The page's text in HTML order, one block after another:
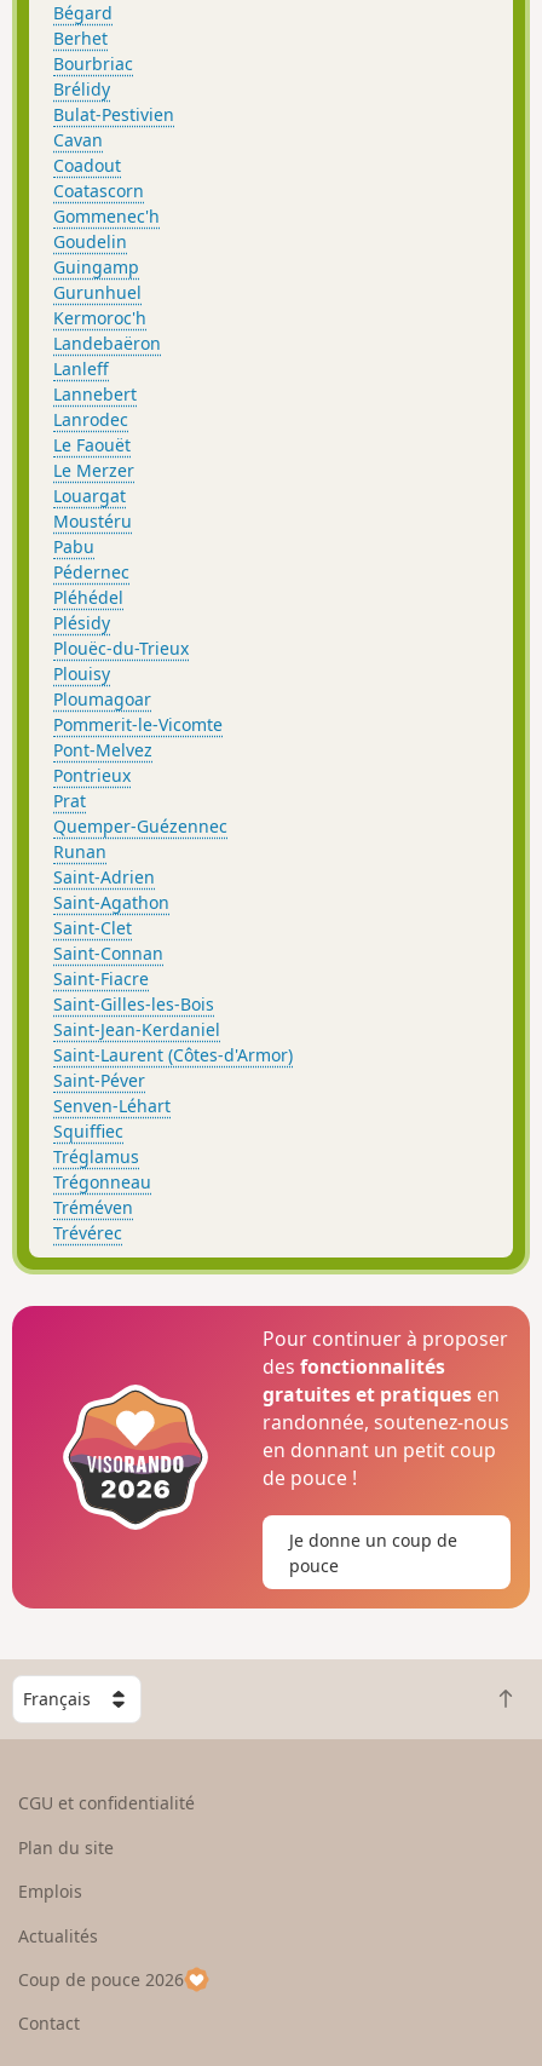
Bégard
Berhet
Bourbriac
Brélidy
Bulat-Pestivien
Cavan
Coadout
Coatascorn
Gommenec'h
Goudelin
Guingamp
Gurunhuel
Kermoroc'h
Landebaëron
Lanleff
Lannebert
Lanrodec
Le Faouët
Le Merzer
Louargat
Moustéru
Pabu
Pédernec
Pléhédel
Plésidy
Plouëc-du-Trieux
Plouisy
Ploumagoar
Pommerit-le-Vicomte
Pont-Melvez
Pontrieux
Prat
Quemper-Guézennec
Runan
Saint-Adrien
Saint-Agathon
Saint-Clet
Saint-Connan
Saint-Fiacre
Saint-Gilles-les-Bois
Saint-Jean-Kerdaniel
Saint-Laurent (Côtes-d'Armor)
Saint-Péver
Senven-Léhart
Squiffiec
Tréglamus
Trégonneau
Tréméven
Trévérec
Pour continuer à proposer
desfonctionnalités
gratuites et pratiques en
randonnée, soutenez-nous
en donnant un petit coup
de pouce !
Je donne un coup de
pouce
C
h
o
e
u
p
a
R
e
CGU et confidentialité
Plan du site
Emplois
Actualités
Coup de pouce 2026
Contact